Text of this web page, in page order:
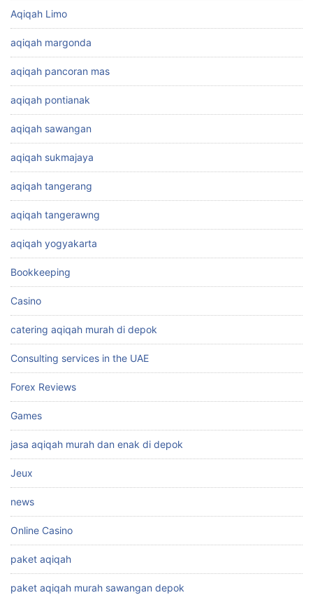
Aqiqah Limo
aqiqah margonda
aqiqah pancoran mas
aqiqah pontianak
aqiqah sawangan
aqiqah sukmajaya
aqiqah tangerang
aqiqah tangerawng
aqiqah yogyakarta
Bookkeeping
Casino
catering aqiqah murah di depok
Consulting services in the UAE
Forex Reviews
Games
jasa aqiqah murah dan enak di depok
Jeux
news
Online Casino
paket aqiqah
paket aqiqah murah sawangan depok